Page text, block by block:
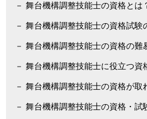
舞台機構調整技能士の資格とは
舞台機構調整技能士の資格試験
舞台機構調整技能士の資格の難
舞台機構調整技能士に役立つ資
舞台機構調整技能士の資格が取
舞台機構調整技能士の資格・試